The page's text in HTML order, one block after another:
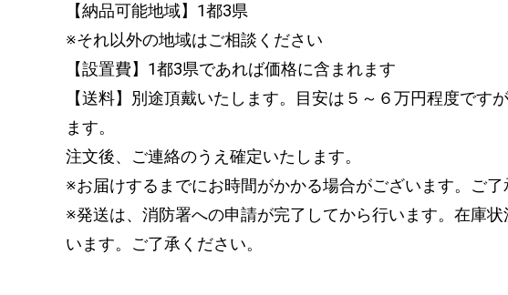
【納品可能地域】1都3県
※それ以外の地域はご相談ください
【設置費】1都3県であれば価格に含まれます
【送料】別途頂戴いたします。目安は５～６万円程度で
ます。
注文後、ご連絡のうえ確定いたします。
※お届けするまでにお時間がかかる場合がございます。ご了
※発送は、消防署への申請が完了してから行います。在庫
います。ご了承ください。